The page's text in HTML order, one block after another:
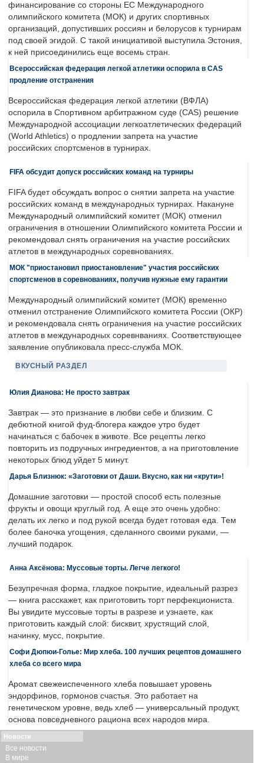
финансирование со стороны ЕС Международного
олимпийского комитета (МОК) и других спортивных
организаций, допустивших россиян и белорусов к турнирам
под своей эгидой. С такой инициативой выступила Эстония,
к ней присоединились еще восемь стран.
Всероссийская федерация легкой атлетики оспорила в CAS
продление отстранения
Всероссийская федерация легкой атлетики (ВФЛА)
оспорила в Спортивном арбитражном суде (CAS) решение
Международной ассоциации легкоатлетических федераций
(World Athletics) о продлении запрета на участие
российских спортсменов в турнирах.
FIFA обсудит допуск российских команд на турниры
FIFA будет обсуждать вопрос о снятии запрета на участие
российских команд в международных турнирах. Накануне
Международный олимпийский комитет (МОК) отменил
ограничения в отношении Олимпийского комитета России и
рекомендовал снять ограничения на участие российских
атлетов в международных соревнованиях.
МОК "приостановил приостановление" участия российских
спортсменов в соревнованиях, получив нужные ему гарантии
Международный олимпийский комитет (МОК) временно
отменил отстранение Олимпийского комитета России (ОКР)
и рекомендовала снять ограничения на участие российских
атлетов в международных соревнваниях. Соответствующее
заявление опубликовала пресс-служба МОК.
ВКУСНЫЙ РАЗДЕЛ
Юлия Дианова: Не просто завтрак
Завтрак — это признание в любви себе и близким. С
дебютной книгой фуд-блогера каждое утро будет
начинаться с бабочек в животе. Все рецепты легко
повторить из подручных ингредиентов, а на приготовление
некоторых блюд уйдет 5 минут.
Дарья Близнюк: «Заготовки от Даши. Вкусно, как ни «крути»!
Домашние заготовки — простой способ есть полезные
фрукты и овощи круглый год. А еще это очень удобно:
делать их легко и под рукой всегда будет готовая еда. Тем
более баночка угощения, сделанного своими руками, —
лучший подарок.
Анна Аксёнова: Муссовые торты. Легче легкого!
Безупречная форма, гладкое покрытие, идеальный разрез
— книга расскажет, как приготовить торт перфекциониста.
Вы увидите муссовые торты в разрезе и узнаете, как
приготовить каждый слой: бисквит, хрустящий слой,
начинку, мусс, покрытие.
Софи Дюпюи-Голье: Мир хлеба. 100 лучших рецептов домашнего
хлеба со всего мира
Аромат свежеиспеченного хлеба повышает уровень
эндорфинов, гормонов счастья. Это работает на
генетическом уровне, ведь хлеб — универсальный продукт,
основа повседневного рациона всех народов мира.
Новости
Все новости
В мире